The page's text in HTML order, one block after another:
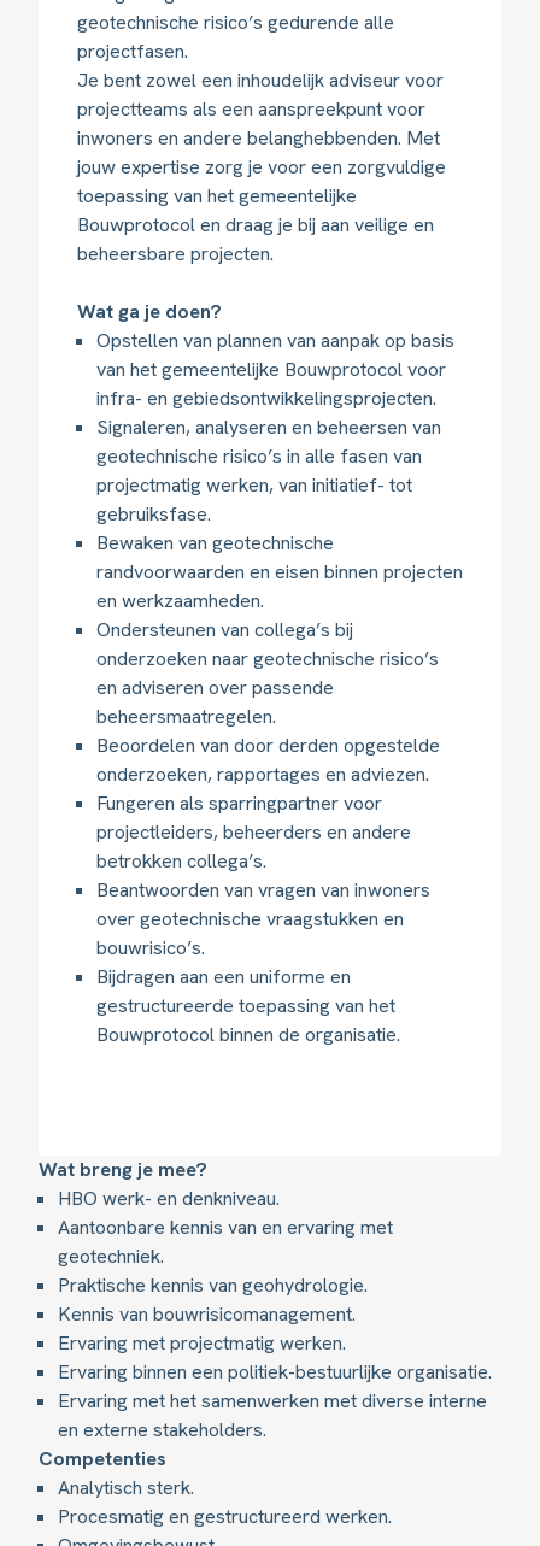
geotechnische risico’s gedurende alle
projectfasen.
Je bent zowel een inhoudelijk adviseur voor
projectteams als een aanspreekpunt voor
inwoners en andere belanghebbenden. Met
jouw expertise zorg je voor een zorgvuldige
toepassing van het gemeentelijke
Bouwprotocol en draag je bij aan veilige en
beheersbare projecten.
Wat ga je doen?
Opstellen van plannen van aanpak op basis
van het gemeentelijke Bouwprotocol voor
infra- en gebiedsontwikkelingsprojecten.
Signaleren, analyseren en beheersen van
geotechnische risico’s in alle fasen van
projectmatig werken, van initiatief- tot
gebruiksfase.
Bewaken van geotechnische
randvoorwaarden en eisen binnen projecten
en werkzaamheden.
Ondersteunen van collega’s bij
onderzoeken naar geotechnische risico’s
en adviseren over passende
beheersmaatregelen.
Beoordelen van door derden opgestelde
onderzoeken, rapportages en adviezen.
Fungeren als sparringpartner voor
projectleiders, beheerders en andere
betrokken collega’s.
Beantwoorden van vragen van inwoners
over geotechnische vraagstukken en
bouwrisico’s.
Bijdragen aan een uniforme en
gestructureerde toepassing van het
Bouwprotocol binnen de organisatie.
Wat breng je mee?
HBO werk- en denkniveau.
Aantoonbare kennis van en ervaring met
geotechniek.
Praktische kennis van geohydrologie.
Kennis van bouwrisicomanagement.
Ervaring met projectmatig werken.
Ervaring binnen een politiek-bestuurlijke organisatie.
Ervaring met het samenwerken met diverse interne
en externe stakeholders.
Competenties
Analytisch sterk.
Procesmatig en gestructureerd werken.